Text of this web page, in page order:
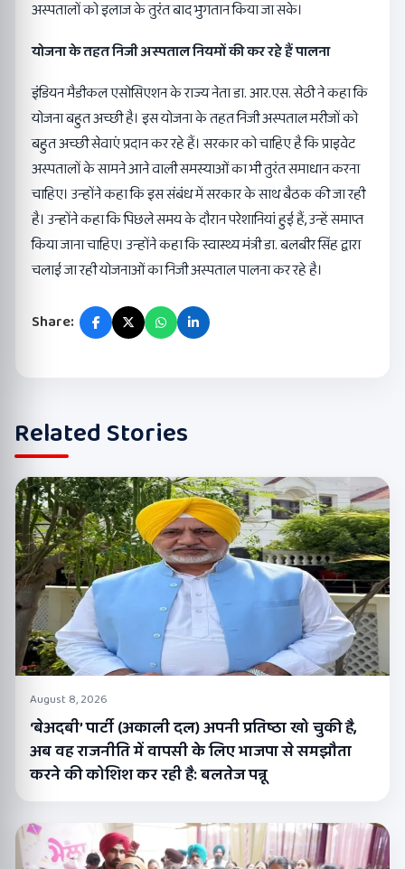
अस्पतालों को इलाज के तुरंत बाद भुगतान किया जा सके।
योजना के तहत निजी अस्पताल नियमों की कर रहे हैं पालना
इंडियन मैडीकल एसोसिएशन के राज्य नेता डा. आर.एस. सेठी ने कहा कि
योजना बहुत अच्छी है। इस योजना के तहत निजी अस्पताल मरीजों को
बहुत अच्छी सेवाएं प्रदान कर रहे हैं। सरकार को चाहिए है कि प्राइवेट
अस्पतालों के सामने आने वाली समस्याओं का भी तुरंत समाधान करना
चाहिए। उन्होंने कहा कि इस संबंध में सरकार के साथ बैठक की जा रही
है। उन्होंने कहा कि पिछले समय के दौरान परेशानियां हुई हैं, उन्हें समाप्त
किया जाना चाहिए। उन्होंने कहा कि स्वास्थ्य मंत्री डा. बलबीर सिंह द्वारा
चलाई जा रही योजनाओं का निजी अस्पताल पालना कर रहे है।
Share:
Related Stories
August 8, 2026
‘बेअदबी’ पार्टी (अकाली दल) अपनी प्रतिष्ठा खो चुकी है,
अब वह राजनीति में वापसी के लिए भाजपा से समझौता
करने की कोशिश कर रही है: बलतेज पन्नू